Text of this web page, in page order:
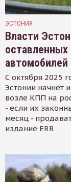
ЭСТОНИЯ
Власти
оставленных
автомобилей
С октября 2025
Эстонии начнет
возле КПП на
- если их
месяц -
издание ERR